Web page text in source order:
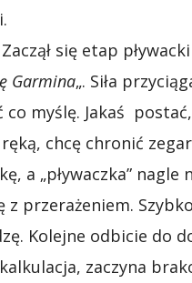
się etap
Garmina„. Siła
co myślę. Jakaś
chcę chronić
a „pływaczka”
z przerażeniem.
Kolejne odbicie do
zaczyna